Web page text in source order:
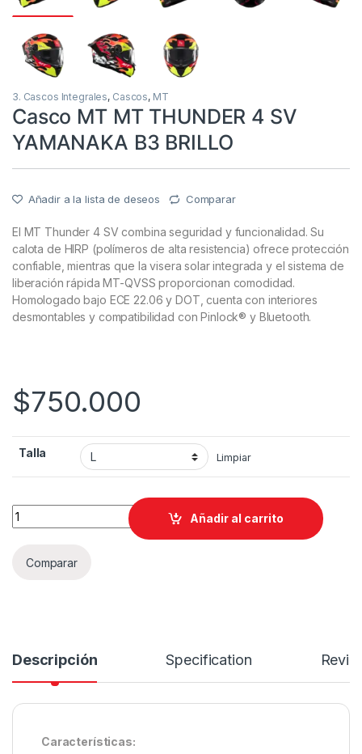
3. Cascos Integrales, Cascos, MT
Casco MT MT THUNDER 4 SV
YAMANAKA B3 BRILLO
Añadir a la lista de deseos Comparar
El MT Thunder 4 SV combina seguridad y funcionalidad. Su
calota de HIRP (polímeros de alta resistencia) ofrece protección
confiable, mientras que la visera solar integrada y el sistema de
liberación rápida MT-QVSS proporcionan comodidad.
Homologado bajo ECE 22.06 y DOT, cuenta con interiores
desmontables y compatibilidad con Pinlock® y Bluetooth.
$750.000
Talla Limpiar
Casco MT MT THUNDER 4 SV YAMANAKA B3 BRILLO quantity
Añadir al carrito
Comparar
Descripción Specification
Características: